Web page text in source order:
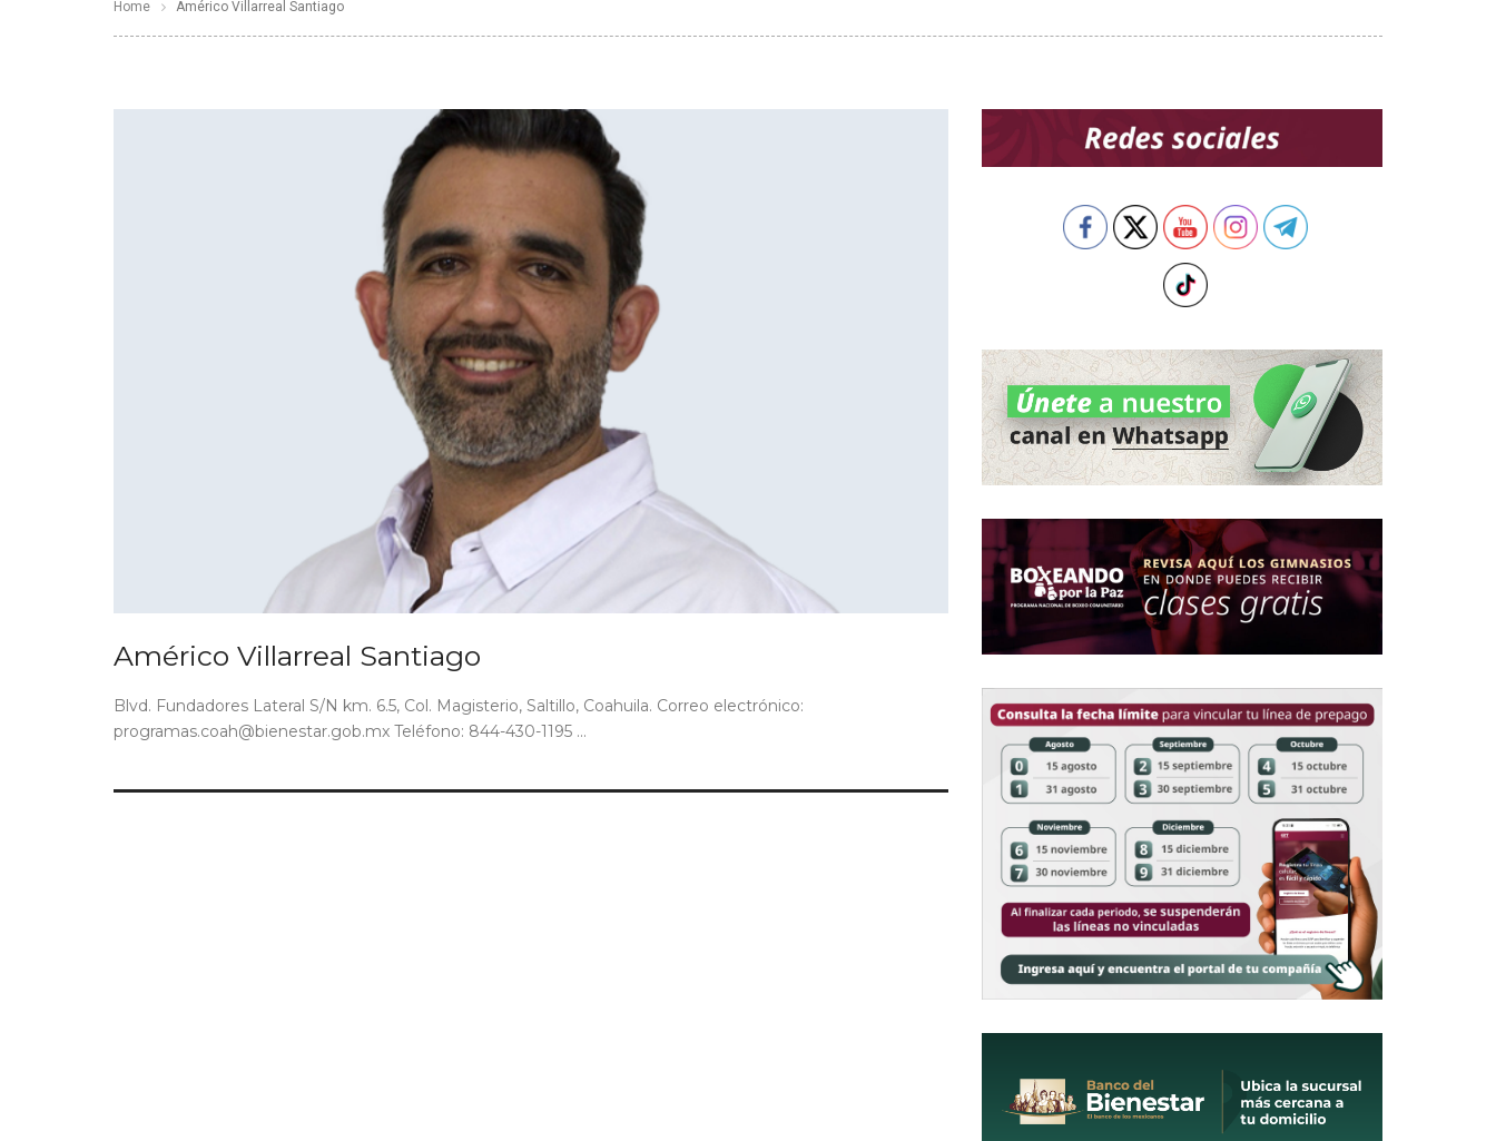
Home Américo Villarreal Santiago
Américo Villarreal Santiago
Blvd. Fundadores Lateral S/N km. 6.5, Col. Magisterio, Saltillo, Coahuila. Correo electrónico:
programas.coah@bienestar.gob.mx Teléfono: 844-430-1195 ...